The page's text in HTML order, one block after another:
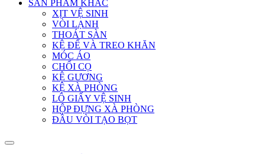
SẢN PHẨM KHÁC
XỊT VỆ SINH
VÒI LẠNH
THOÁT SÀN
KỆ ĐỂ VÀ TREO KHĂN
MÓC ÁO
CHỔI CỌ
KỆ GƯƠNG
KỆ XÀ PHÒNG
LÔ GIẤY VỆ SINH
HỘP ĐỰNG XÀ PHÒNG
ĐẦU VÒI TẠO BỌT